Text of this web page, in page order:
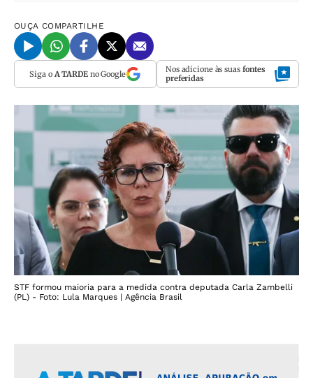
OUÇA COMPARTILHE
Siga o A TARDEno Google Nos adicione às suas fontes
preferidas
STF formou maioria para a medida contra deputada Carla Zambelli
(PL) - Foto: Lula Marques | Agência Brasil